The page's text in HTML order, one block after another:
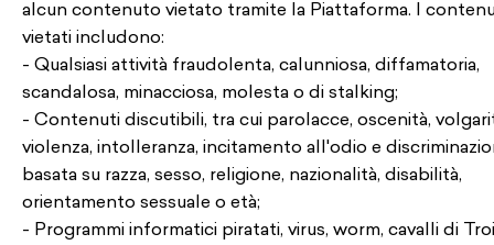
alcun contenuto vietato tramite la Piattaforma. I
vietati includono:
- Qualsiasi attività fraudolenta, calunniosa, diffamatoria,
scandalosa, minacciosa, molesta o di stalking;
- Contenuti discutibili, tra cui parolacce, oscenità,
violenza, intolleranza, incitamento all'odio e
basata su razza, sesso, religione, nazionalità, disabilità,
orientamento sessuale o età;
- Programmi informatici piratati, virus, worm, cavalli di